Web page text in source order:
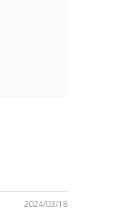
2024/03/18